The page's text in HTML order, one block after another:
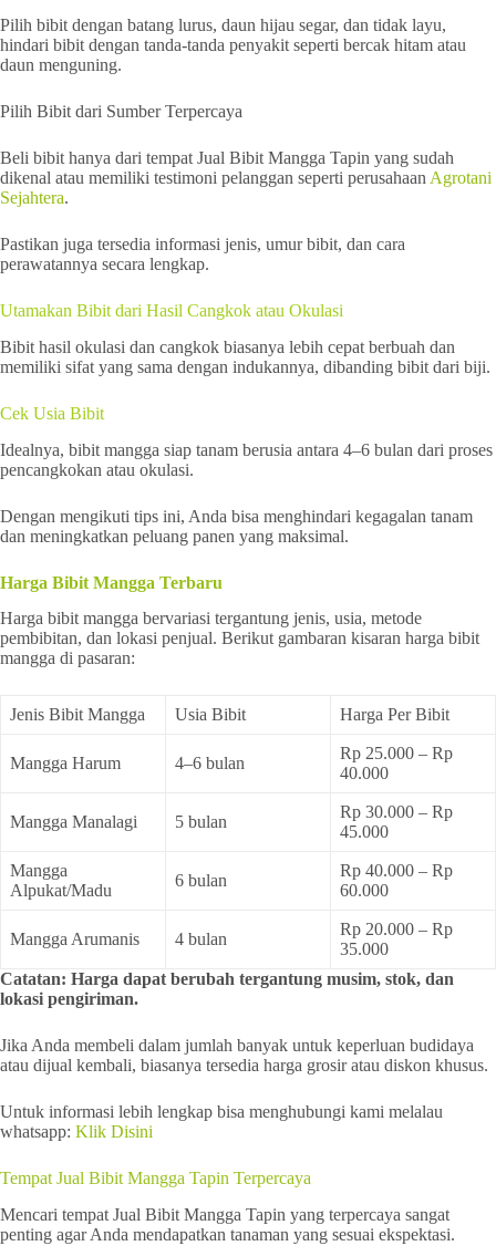
Pilih bibit dengan batang lurus, daun hijau segar, dan tidak layu,
hindari bibit dengan tanda-tanda penyakit seperti bercak hitam atau
daun menguning.
Pilih Bibit dari Sumber Terpercaya
Beli bibit hanya dari tempat Jual Bibit Mangga Tapin yang sudah
dikenal atau memiliki testimoni pelanggan seperti perusahaan Agrotani
Sejahtera.
Pastikan juga tersedia informasi jenis, umur bibit, dan cara
perawatannya secara lengkap.
Utamakan Bibit dari Hasil Cangkok atau Okulasi
Bibit hasil okulasi dan cangkok biasanya lebih cepat berbuah dan
memiliki sifat yang sama dengan indukannya, dibanding bibit dari biji.
Cek Usia Bibit
Idealnya, bibit mangga siap tanam berusia antara 4–6 bulan dari proses
pencangkokan atau okulasi.
Dengan mengikuti tips ini, Anda bisa menghindari kegagalan tanam
dan meningkatkan peluang panen yang maksimal.
Harga Bibit Mangga Terbaru
Harga bibit mangga bervariasi tergantung jenis, usia, metode
pembibitan, dan lokasi penjual. Berikut gambaran kisaran harga bibit
mangga di pasaran:
Jenis Bibit Mangga Usia Bibit Harga Per Bibit
Mangga Harum 4–6 bulan
Rp 25.000 – Rp
40.000
Mangga Manalagi 5 bulan
Rp 30.000 – Rp
45.000
Mangga
Alpukat/Madu
6 bulan
Rp 40.000 – Rp
60.000
Mangga Arumanis 4 bulan
Rp 20.000 – Rp
35.000
Catatan: Harga dapat berubah tergantung musim, stok, dan
lokasi pengiriman.
Jika Anda membeli dalam jumlah banyak untuk keperluan budidaya
atau dijual kembali, biasanya tersedia harga grosir atau diskon khusus.
Untuk informasi lebih lengkap bisa menghubungi kami melalau
whatsapp: Klik Disini
Tempat Jual Bibit Mangga Tapin Terpercaya
Mencari tempat Jual Bibit Mangga Tapin yang terpercaya sangat
penting agar Anda mendapatkan tanaman yang sesuai ekspektasi.